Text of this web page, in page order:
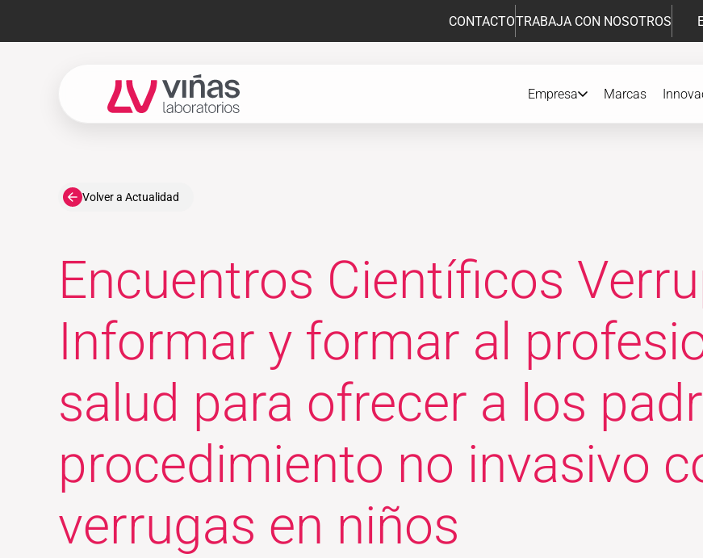
CONTACTOTRABAJA CON NOSOTROS
Laboratorios Viñas Empresa Marcas
Volver a Actualidad
Encuentros Científicos
Informar y formar al
salud para ofrecer a los
procedimiento no invasivo
verrugas en niños